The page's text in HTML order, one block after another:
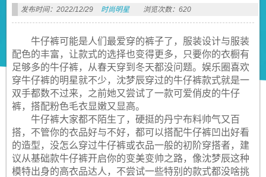
发布时间：2022/12/29 时尚明星 浏览次数：620
牛仔裤可能是人们最爱穿的裤子了，服装设计与服装
配色的丰富，让款式的选择也变得更多，只要你的衣橱有
足够多的牛仔裤，从春天穿到冬天都没问题。娱乐圈喜欢
穿牛仔裤的明星就不少，沈梦辰穿过的牛仔裤款式就是一
双手都数不过来，之前她又尝试了一款可爱俏皮的牛仔
裤，搭配粉色毛衣显嫩又显高。
牛仔裤大家都不陌生了，硬挺的丹宁布料帅气又百
搭，不管你的衣品好与不好，都可以搭配牛仔裤凹出好看
的造型，没怎么穿过牛仔裤或衣品一般的初阶穿搭者，建
议从基础款牛仔裤开启你的变美变帅之路，像沈梦辰这种
模特出身的高衣品达人，不尝试一些特别的款式都没啥挑